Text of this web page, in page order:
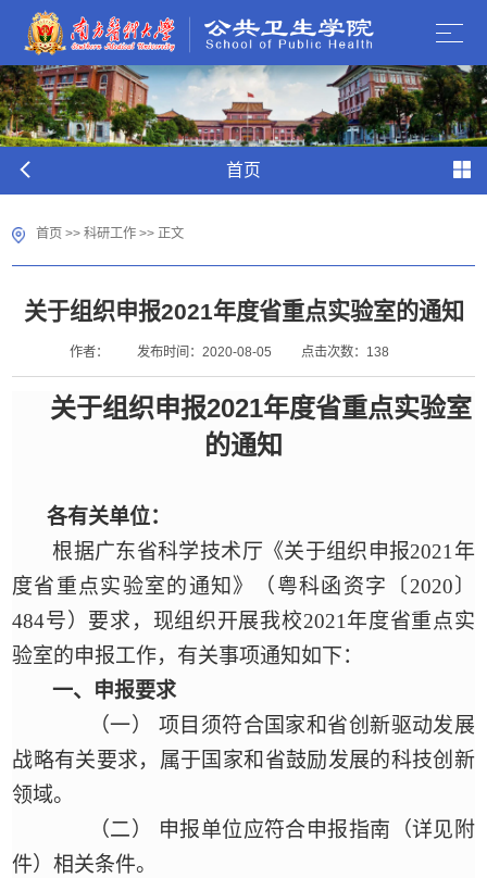
首页
首页 >>科研工作 >> 正文
关于组织申报2021年度省重点实验室的通知
作者： 发布时间：2020-08-05 点击次数： 138
关于组织申报2021年度省重点实验室
的通知
各有关单位：
根据广东省科学技术厅《关于组织申报2021年
度省重点实验室的通知》
（粤科函资字〔2020〕
484号） 要求，现组织开展我校2021年度省重点实
验室的申报工作，有关事项通知如下：
一、 申报要求
（一）
项目须符合国家和省创新驱动发展
战略有关要求，属于国家和省鼓励发展的科技创新
领域。
（二）
申报单位应符合申报指南（详见附
件）相关条件。